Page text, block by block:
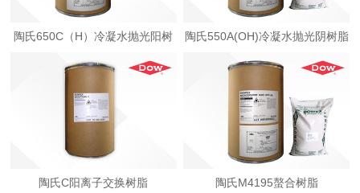
陶氏650C（H）冷凝水抛光阳树
陶氏550A(OH)冷凝水抛光阴树脂
陶氏C阳离子交换树脂 陶氏M4195螯合树脂